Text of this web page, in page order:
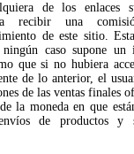
de los enlaces
recibir una
de este sitio.
caso supone un
que si no hubiera
de lo anterior, el
de las ventas finales
la moneda en que
de productos y